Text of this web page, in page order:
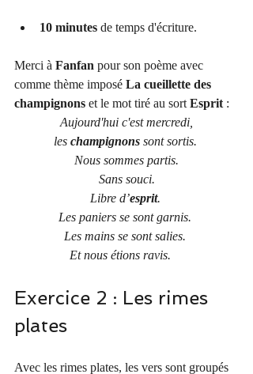
10 minutes de temps d'écriture.
Merci à Fanfan pour son poème avec
comme thème imposé La cueillette des
champignons et le mot tiré au sort Esprit :
Aujourd'hui c'est mercredi,
les champignons sont sortis.
Nous sommes partis.
Sans souci.
Libre d’esprit.
Les paniers se sont garnis.
Les mains se sont salies.
Et nous étions ravis.
Exercice 2 : Les rimes
plates
Avec les rimes plates, les vers sont groupés